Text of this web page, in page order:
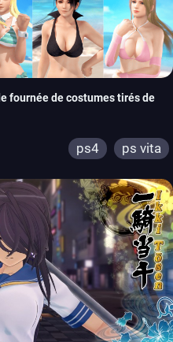
fournée de costumes tirés de
ps4 ps vita